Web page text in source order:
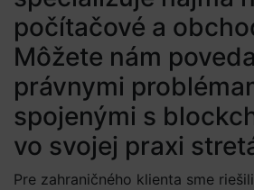
počítačové a
Môžete nám
právnymi
spojenými s
vo svojej praxi
Pre zahraničného klienta sme